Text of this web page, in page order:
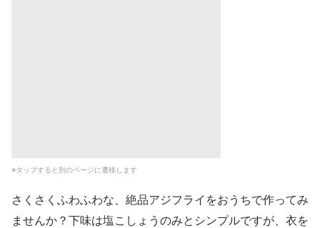
※タップすると別のページに遷移します
さくさくふわふわな、絶品アジフライをおうちで作ってみ
ませんか？下味は塩こしょうのみとシンプルですが、衣を